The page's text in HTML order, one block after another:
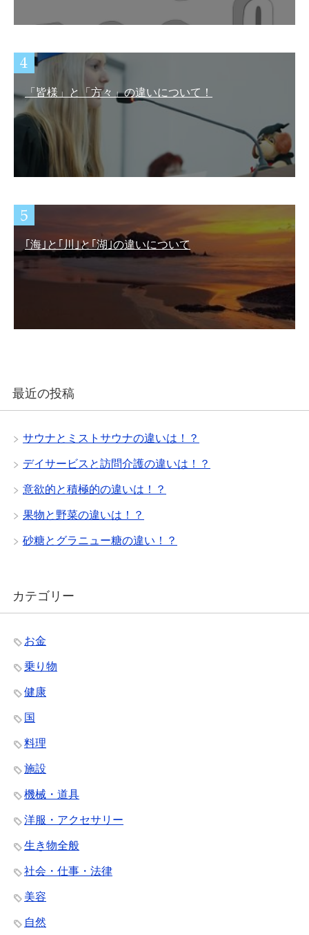
「皆様」と「方々」の違いについて！
｢海｣と｢川｣と｢湖｣の違いについて
最近の投稿
サウナとミストサウナの違いは！？
デイサービスと訪問介護の違いは！？
意欲的と積極的の違いは！？
果物と野菜の違いは！？
砂糖とグラニュー糖の違い！？
カテゴリー
お金
乗り物
健康
国
料理
施設
機械・道具
洋服・アクセサリー
生き物全般
社会・仕事・法律
美容
自然